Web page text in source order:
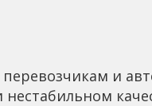
перевозчикам и
нестабильном